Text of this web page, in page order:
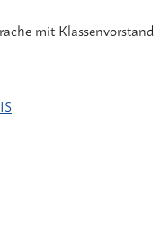
mit Klassenvorstand